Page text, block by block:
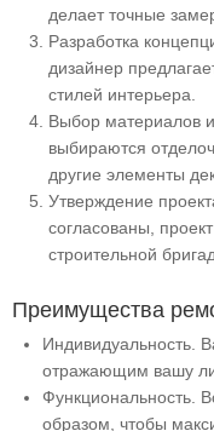
делает точные
Разработка
дизайнер
стилей интерьера.
Выбор материалов
выбираются
другие элементы
Утверждение
согласованы,
строительной
Преимущества
Индивидуальность.
отражающим вашу
Функциональность.
образом, чтобы